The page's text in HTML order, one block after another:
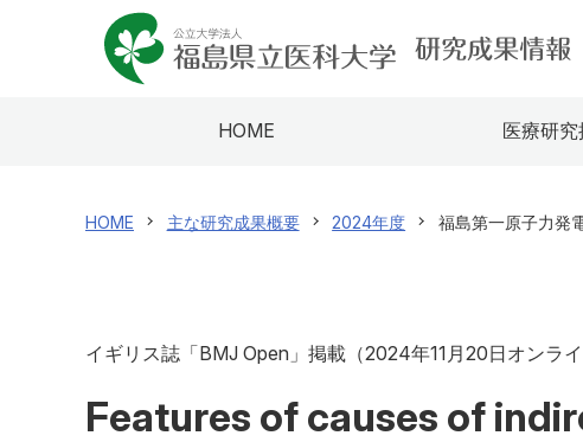
HOME 医療研
HOME 主な研究成果概要 2024年度 福島第一原子力発
イギリス誌「BMJ Open」掲載（2024年11月20日オンライ
Features of causes of